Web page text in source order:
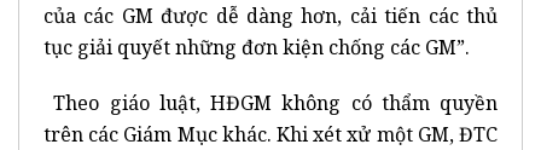
của các GM được dễ dàng hơn, cải tiến các thủ
tục giải quyết những đơn kiện chống các GM”.
Theo giáo luật, HĐGM không có thẩm quyền
trên các Giám Mục khác. Khi xét xử một GM, ĐTC